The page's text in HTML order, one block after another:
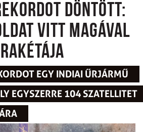
döntött:
vitt magával
rakétája
EGY INDIAI ŰRJÁRMŰ
EGYSZERRE 104 SZATELLITET